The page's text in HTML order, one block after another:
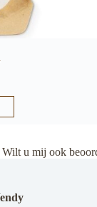
u mij ook